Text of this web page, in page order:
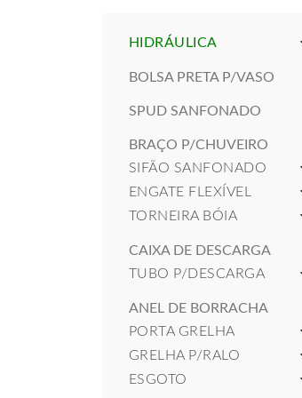
HIDRÁULICA
BOLSA PRETA P/VASO
SPUD SANFONADO
BRAÇO P/CHUVEIRO
SIFÃO SANFONADO
ENGATE FLEXÍVEL
TORNEIRA BÓIA
CAIXA DE DESCARGA
TUBO P/DESCARGA
ANEL DE BORRACHA
PORTA GRELHA
GRELHA P/RALO
ESGOTO